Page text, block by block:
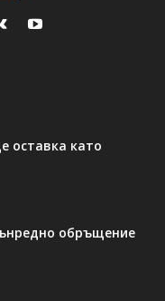
оставка като
обръщение